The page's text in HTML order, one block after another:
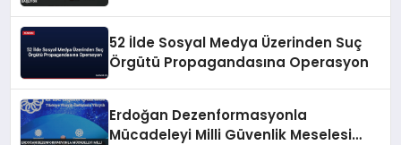
52 İlde Sosyal Medya Üzerinden Suç
Örgütü Propagandasına Operasyon
Erdoğan Dezenformasyonla
Mücadeleyi Milli Güvenlik Meselesi